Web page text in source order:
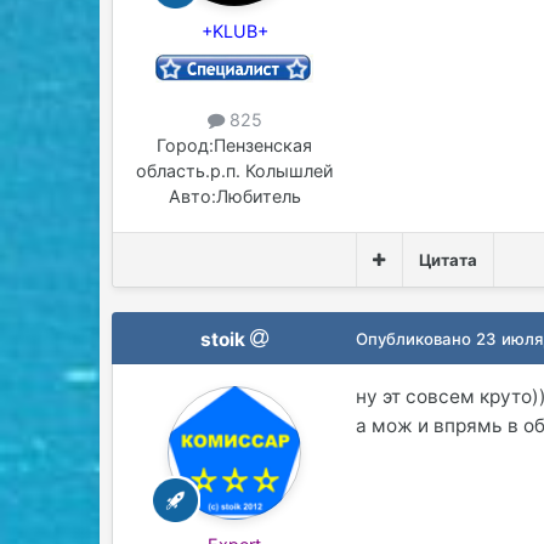
+KLUB+
825
Город:Пензенская
область.р.п. Колышлей
Авто:Любитель
Цитата
stoik Опубликовано 23
ну эт совсем
а мож и впрямь в